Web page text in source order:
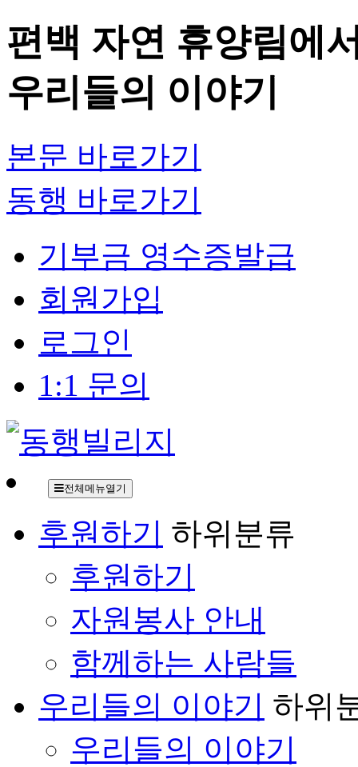
편백 자연 휴양림에
우리들의 이야기
본문 바로가기
동행 바로가기
기부금 영수증발급
회원가입
로그인
1:1 문의
전체메뉴열기
후원하기 하위분류
후원하기
자원봉사 안내
함께하는 사람들
우리들의 이야기 하위
우리들의 이야기